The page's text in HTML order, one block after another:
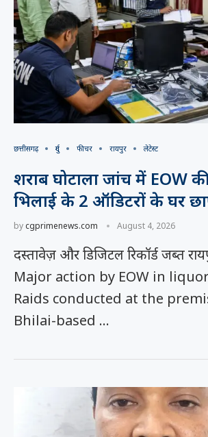
छत्तीसगढ़ दुर्ग फीचर रायपुर लेटेस्ट
शराब घोटाला जांच में EOW की
भिलाई के 2 ऑडिटरों के घर
bycgprimenews.com August 4, 2026
दस्तावेज़ और डिजिटल रिकॉर्ड जब्त
Major action by EOW in
Raids conducted at the
Bhilai-based …